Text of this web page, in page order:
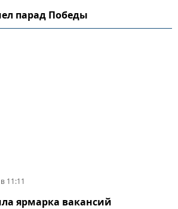
парад Победы
11:11
ярмарка вакансий